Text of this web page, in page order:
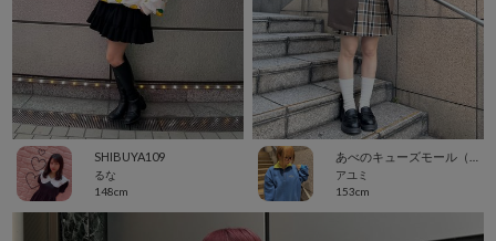
SHIBUYA109
るな
148cm
アユミ
153cm